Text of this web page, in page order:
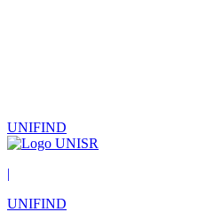
UNIFIND
|
UNIFIND